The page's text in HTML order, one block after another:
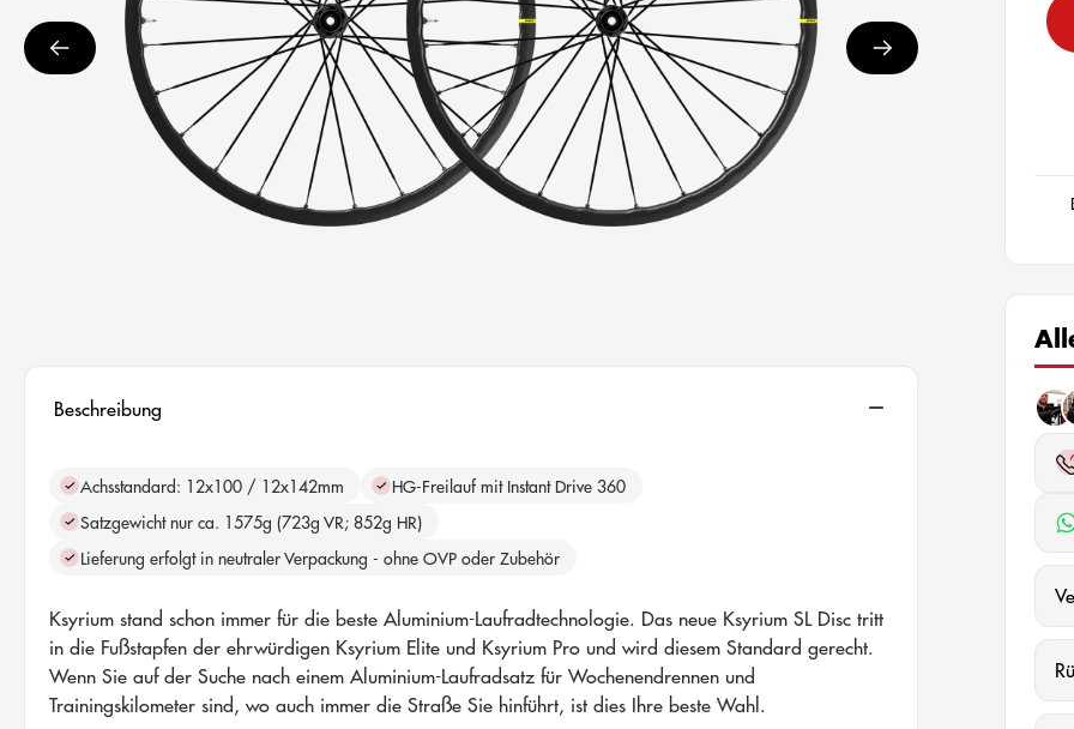
Beschreibung
Achsstandard: 12x100 / 12x142mm
HG-Freilauf mit Instant Drive 360
Satzgewicht nur ca. 1575g (723g VR; 852g HR)
Lieferung erfolgt in neutraler Verpackung - ohne OVP oder Zubehör
Ksyrium stand schon immer für die beste Aluminium-Laufradtechnologie. Das neue Ksyrium SL Disc tritt
in die Fußstapfen der ehrwürdigen Ksyrium Elite und Ksyrium Pro und wird diesem Standard gerecht.
Wenn Sie auf der Suche nach einem Aluminium-Laufradsatz für Wochenendrennen und
Trainingskilometer sind, wo auch immer die Straße Sie hinführt, ist dies Ihre beste Wahl.